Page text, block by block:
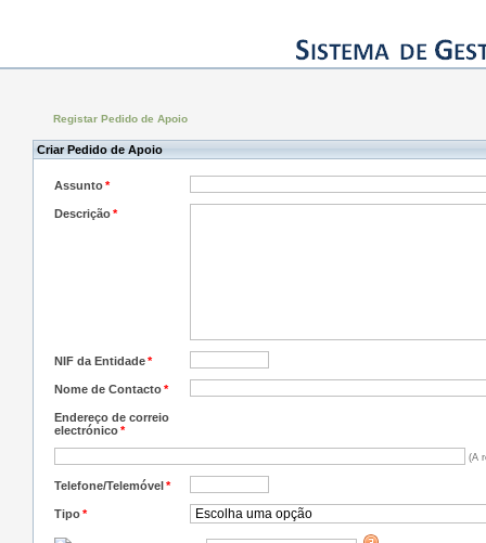
Registar Pedido de Apoio
Criar Pedido de Apoio
Assunto*
Descrição*
NIF da Entidade*
Nome de Contacto*
Endereço de correio
electrónico*
(A
Telefone/Telemóvel*
Tipo*